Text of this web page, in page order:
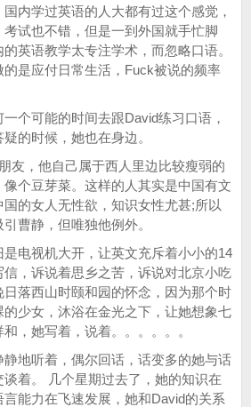
内学过英语的人大都有过这个感觉，
试也不错，但是一到外国就手忙脚
英语教学太专注学术，而忽略口语。
是应付日常生活，Fuck被说的频率
个可能的时间去跟David练习口语，
的时候，她也在身边。
友，他自己属于西人里边比较瘦弱的
像个豆芽菜。这样的人其实是中国有文
的女人无性欲，知识女性尤甚;所以
曹静，但唯独他例外。
电视机大开，让英文充斥着小小的14
，诉说着思乡之苦，诉说对北京小吃
落西山时颐和园的怀念，因为那个时
少女，沐浴在金光之下，让她想象七
，她写着，说着。。。。。。
地听着，偶尔回话，话变多的她与话
着。 几个星期过去了，她的知识在
能力在飞速发展，她和David的关系